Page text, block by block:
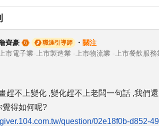
齊豪 職涯引導師 ・ 關注
趕不上變化 ,變化趕不上老闆一句話 ,我們
覺得如何呢?
question/02e18f0b-d852-